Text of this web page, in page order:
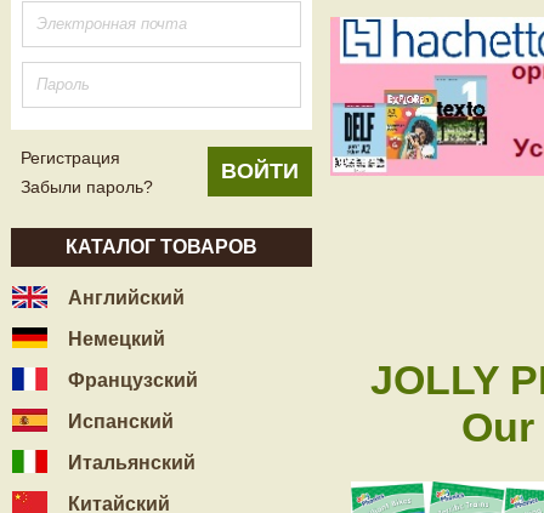
Регистрация
Забыли пароль?
КАТАЛОГ ТОВАРОВ
Английский
Немецкий
Французский
Испанский
Итальянский
Китайский
JOLLY